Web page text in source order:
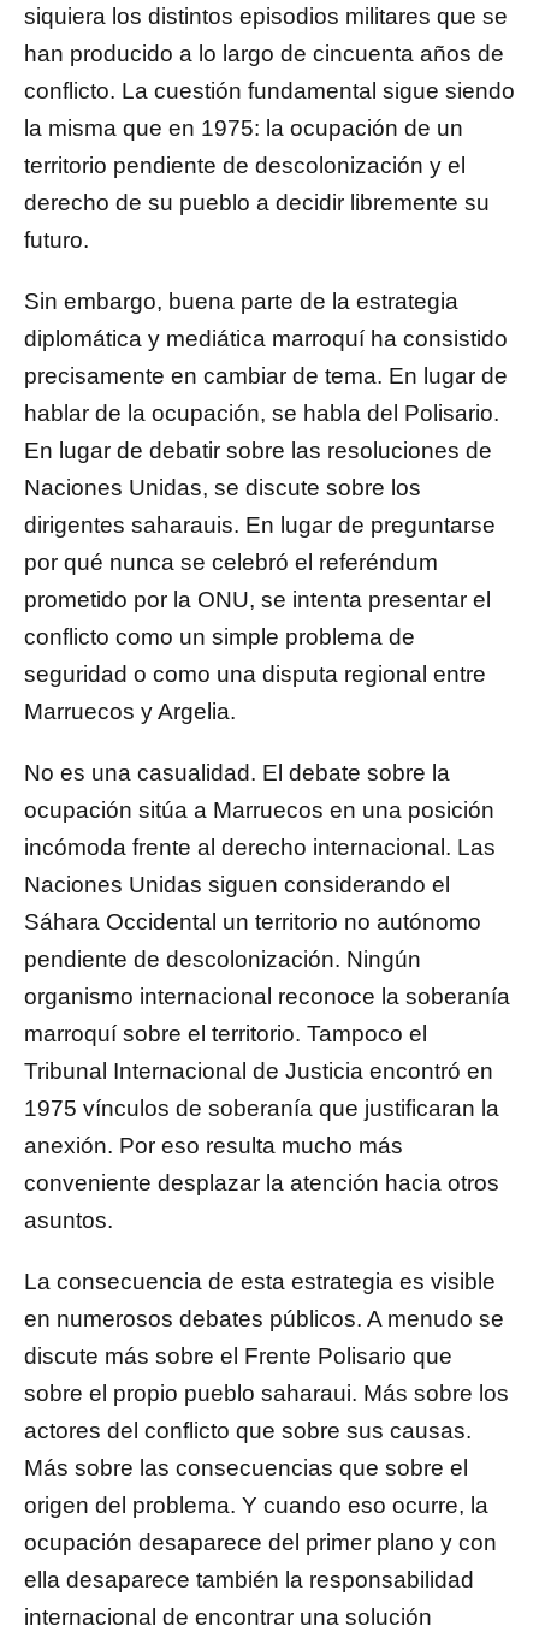
siquiera los distintos episodios militares que se
han producido a lo largo de cincuenta años de
conflicto. La cuestión fundamental sigue siendo
la misma que en 1975: la ocupación de un
territorio pendiente de descolonización y el
derecho de su pueblo a decidir libremente su
futuro.
Sin embargo, buena parte de la estrategia
diplomática y mediática marroquí ha consistido
precisamente en cambiar de tema. En lugar de
hablar de la ocupación, se habla del Polisario.
En lugar de debatir sobre las resoluciones de
Naciones Unidas, se discute sobre los
dirigentes saharauis. En lugar de preguntarse
por qué nunca se celebró el referéndum
prometido por la ONU, se intenta presentar el
conflicto como un simple problema de
seguridad o como una disputa regional entre
Marruecos y Argelia.
No es una casualidad. El debate sobre la
ocupación sitúa a Marruecos en una posición
incómoda frente al derecho internacional. Las
Naciones Unidas siguen considerando el
Sáhara Occidental un territorio no autónomo
pendiente de descolonización. Ningún
organismo internacional reconoce la soberanía
marroquí sobre el territorio. Tampoco el
Tribunal Internacional de Justicia encontró en
1975 vínculos de soberanía que justificaran la
anexión. Por eso resulta mucho más
conveniente desplazar la atención hacia otros
asuntos.
La consecuencia de esta estrategia es visible
en numerosos debates públicos. A menudo se
discute más sobre el Frente Polisario que
sobre el propio pueblo saharaui. Más sobre los
actores del conflicto que sobre sus causas.
Más sobre las consecuencias que sobre el
origen del problema. Y cuando eso ocurre, la
ocupación desaparece del primer plano y con
ella desaparece también la responsabilidad
internacional de encontrar una solución